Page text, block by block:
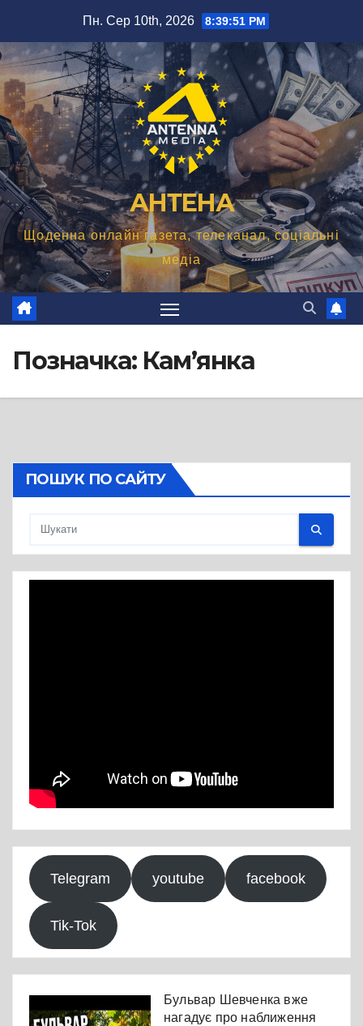
вмісту
Пн. Сер 10th, 2026 8:39:52 PM
АНТЕНА
Щоденна онлайн газета, телеканал, соціальні
медіа
Позначка: Кам’янка
ПОШУК ПО САЙТУ
Telegram youtube facebook
Tik-Tok
Бульвар Шевченка вже
нагадує про наближення